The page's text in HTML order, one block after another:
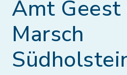
Amt Geest
Marsch